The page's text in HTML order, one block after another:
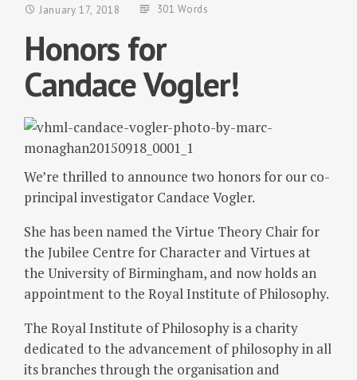
January 17, 2018
301 Words
Honors for
Candace Vogler!
We’re thrilled to announce two honors for our co-
principal investigator Candace Vogler.
She has been named the Virtue Theory Chair for
the Jubilee Centre for Character and Virtues at
the University of Birmingham, and now holds an
appointment to the Royal Institute of Philosophy.
The Royal Institute of Philosophy is a charity
dedicated to the advancement of philosophy in all
its branches through the organisation and